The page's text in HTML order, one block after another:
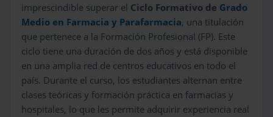
imprescindible superar el Ciclo Formativo de Grado
Medio en Farmacia y Parafarmacia, una titulación
que pertenece a la Formación Profesional (FP). Este
ciclo tiene una duración de dos años y está disponible
en una amplia red de centros educativos en todo el
país. Durante el curso, los estudiantes alternan entre
clases teóricas y formación práctica en farmacias y
hospitales, lo que les permite adquirir experiencia real